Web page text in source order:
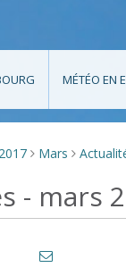
MÉTÉO EN
2017 > Mars >
- mars